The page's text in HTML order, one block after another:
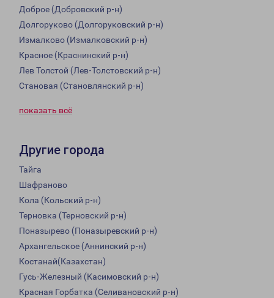
Доброе (Добровский р-н)
Долгоруково (Долгоруковский р-н)
Измалково (Измалковский р-н)
Красное (Краснинский р-н)
Лев Толстой (Лев-Толстовский р-н)
Становая (Становлянский р-н)
показать всё
Другие города
Тайга
Шафраново
Кола (Кольский р-н)
Терновка (Терновский р-н)
Поназырево (Поназыревский р-н)
Архангельское (Аннинский р-н)
Костанай(Казахстан)
Гусь-Железный (Касимовский р-н)
Красная Горбатка (Селивановский р-н)